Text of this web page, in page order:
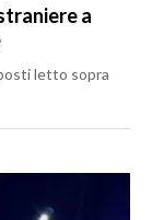
a
letto sopra